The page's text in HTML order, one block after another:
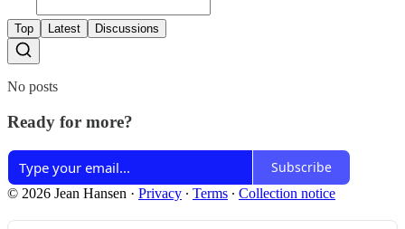
Top Latest Discussions
No posts
Ready for more?
Subscribe
© 2026 Jean Hansen · Privacy ∙ Terms ∙ Collection notice